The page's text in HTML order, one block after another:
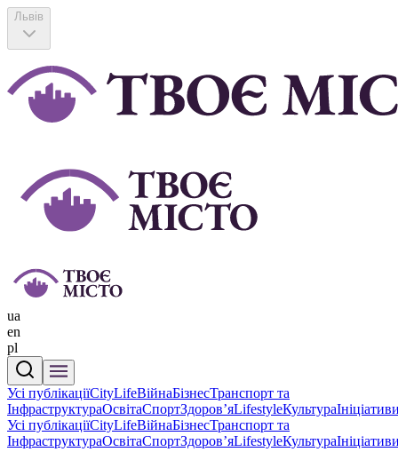
Львів
ua
en
pl
Усі публікаціїCityLifeВійнаБізнесТранспорт та
ІнфраструктураОсвітаСпортЗдоровʼяLifestyleКультура
Усі публікаціїCityLifeВійнаБізнесТранспорт та
ІнфраструктураОсвітаСпортЗдоровʼяLifestyleКультура